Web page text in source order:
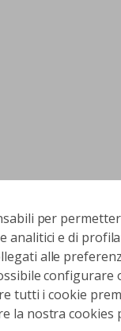
per
analitici e di
alle
configurare
tutti i cookie
la nostra cookies